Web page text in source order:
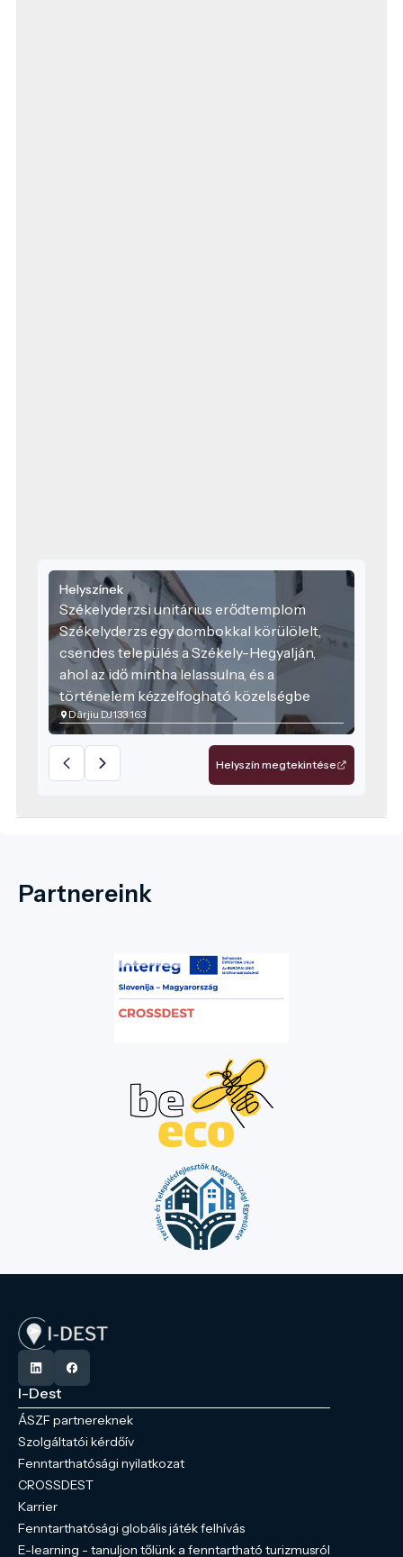
Helyszínek
Székelyderzsi unitárius erődtemplom
Székelyderzs egy dombokkal körülölelt,
csendes település a Székely-Hegyalján,
ahol az idő mintha lelassulna, és a
történelem kézzelfogható közelségbe
kerülne. A falu közepén álló unitárius
erődtemplom nem csupán a táj látványos
épített emléke, hanem az egyetlen
unitárius templom a világon, amely
alakítottak a török és tatár betörések
és a múlt védekező stratégiáiról mesélnek.
Dârjiu DJ133 163
Helyszín megtekintése
Partnereink
I-Dest
ÁSZF partnereknek
Szolgáltatói kérdőív
Fenntarthatósági nyilatkozat
CROSSDEST
Karrier
Fenntarthatósági globális játék felhívás
E-learning - tanuljon tőlünk a fenntartható turizmusról